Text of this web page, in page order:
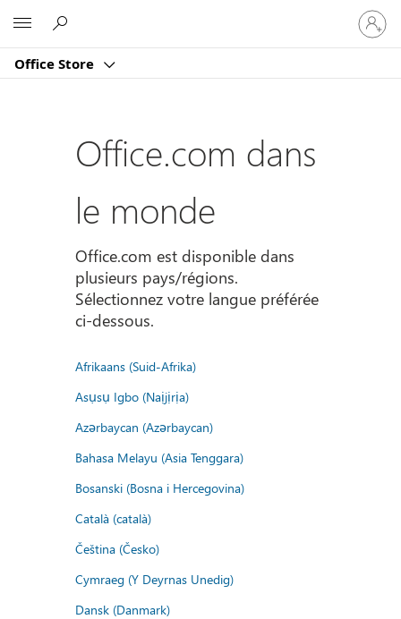
Office Store
vous
à
compte
Office.com dans
le monde
Office.com est disponible dans
plusieurs pays/régions.
Sélectionnez votre langue préférée
ci-dessous.
Afrikaans (Suid-Afrika)
Asụsụ Igbo (Naịjịrịa)
Azərbaycan (Azərbaycan)
Bahasa Melayu (Asia Tenggara)
Bosanski (Bosna i Hercegovina)
Català (català)
Čeština (Česko)
Cymraeg (Y Deyrnas Unedig)
Dansk (Danmark)